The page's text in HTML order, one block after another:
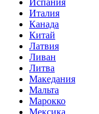
Испания
Италия
Канада
Китай
Латвия
Ливан
Литва
Македания
Мальта
Марокко